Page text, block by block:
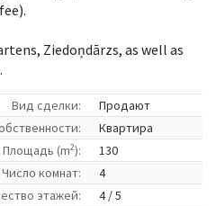
Ziedoņdārzs, as well as
Вид сделки:
Продают
Квартира
Площадь (m2):
130
Число комнат:
4
этажей:
4 / 5